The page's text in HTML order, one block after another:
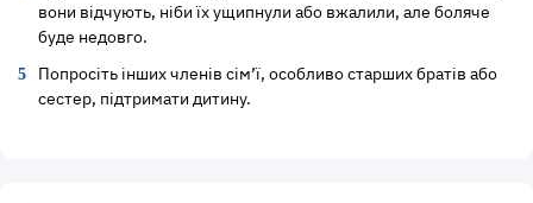
вони відчують, ніби їх ущипнули або вжалили, але боляче
буде недовго.
Попросіть інших членів сім’ї, особливо старших братів або
сестер, підтримати дитину.